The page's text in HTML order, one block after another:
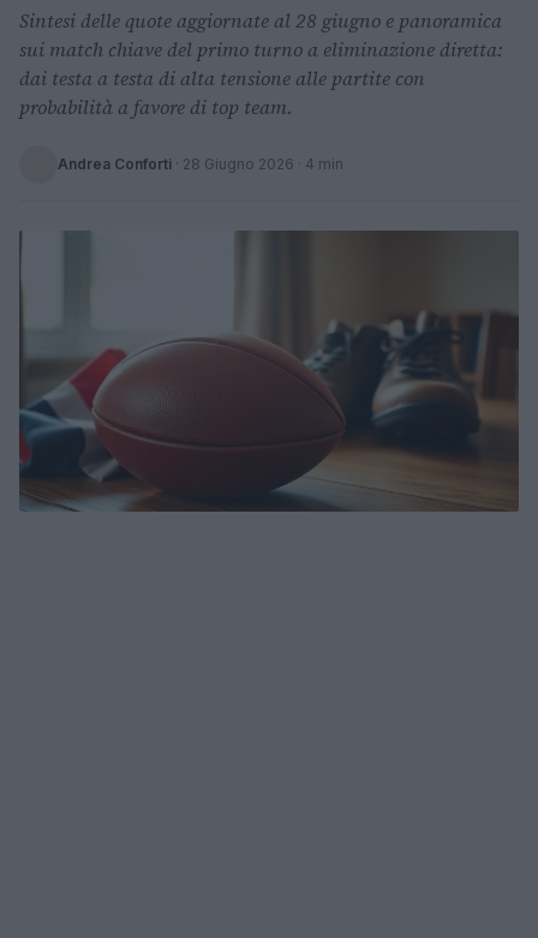
Sintesi delle quote aggiornate al 28 giugno e panoramica
sui match chiave del primo turno a eliminazione diretta:
dai testa a testa di alta tensione alle partite con
probabilità a favore di top team.
Andrea Conforti · 28 Giugno 2026 · 4 min